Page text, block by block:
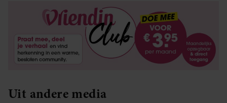
Uit andere media